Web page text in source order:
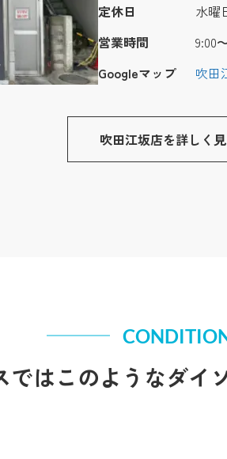
定休日
水曜
営業時間
9:00
Googleマップ
吹田
吹田江坂店を詳しく
ではこのようなダイ